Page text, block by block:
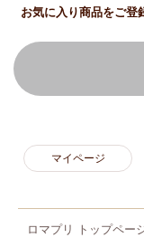
お気に入り商品をご登
マイページ
ロマプリ トップペー